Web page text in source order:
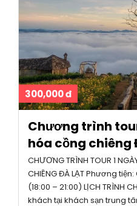
300,000 đ
Chương trình
hóa cồng chiêng
CHƯƠNG TRÌNH TOUR 1
CHIÊNG ĐÀ LẠT Phương
(18:00 – 21:00) LỊCH TRÌNH
khách tại khách sạn trung